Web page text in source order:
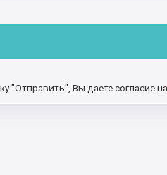
"Отправить", Вы даете согласие на